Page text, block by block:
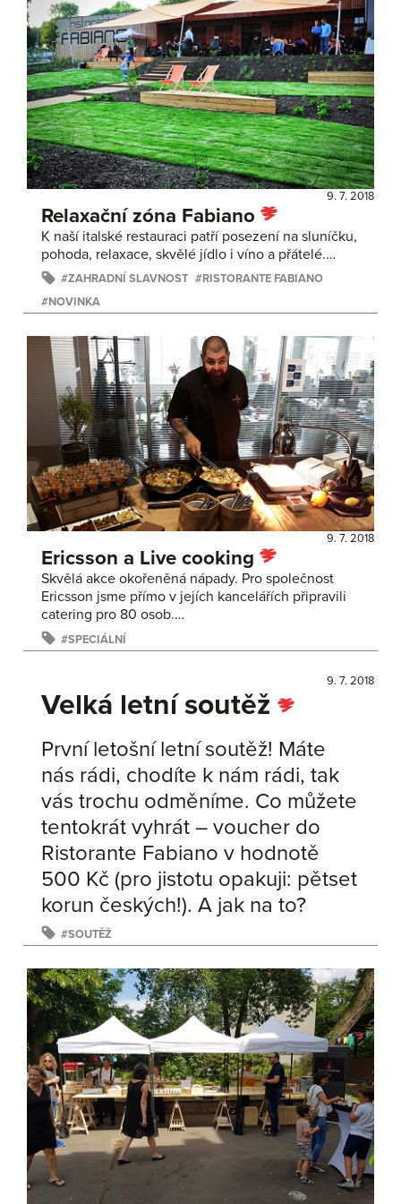
9. 7. 2018
Relaxační zóna Fabiano
K naší italské restauraci patří posezení na sluníčku,
pohoda, relaxace, skvělé jídlo i víno a přátelé.…
ZAHRADNÍ SLAVNOST
RISTORANTE FABIANO
NOVINKA
9. 7. 2018
Ericsson a Live cooking
Skvělá akce okořeněná nápady. Pro společnost
Ericsson jsme přímo v jejích kancelářích připravili
catering pro 80 osob.…
SPECIÁLNÍ
9. 7. 2018
Velká letní soutěž
První letošní letní soutěž! Máte
nás rádi, chodíte k nám rádi, tak
vás trochu odměníme. Co můžete
tentokrát vyhrát – voucher do
Ristorante Fabiano v hodnotě
500 Kč (pro jistotu opakuji: pětset
korun českých!). A jak na to?
SOUTĚŽ